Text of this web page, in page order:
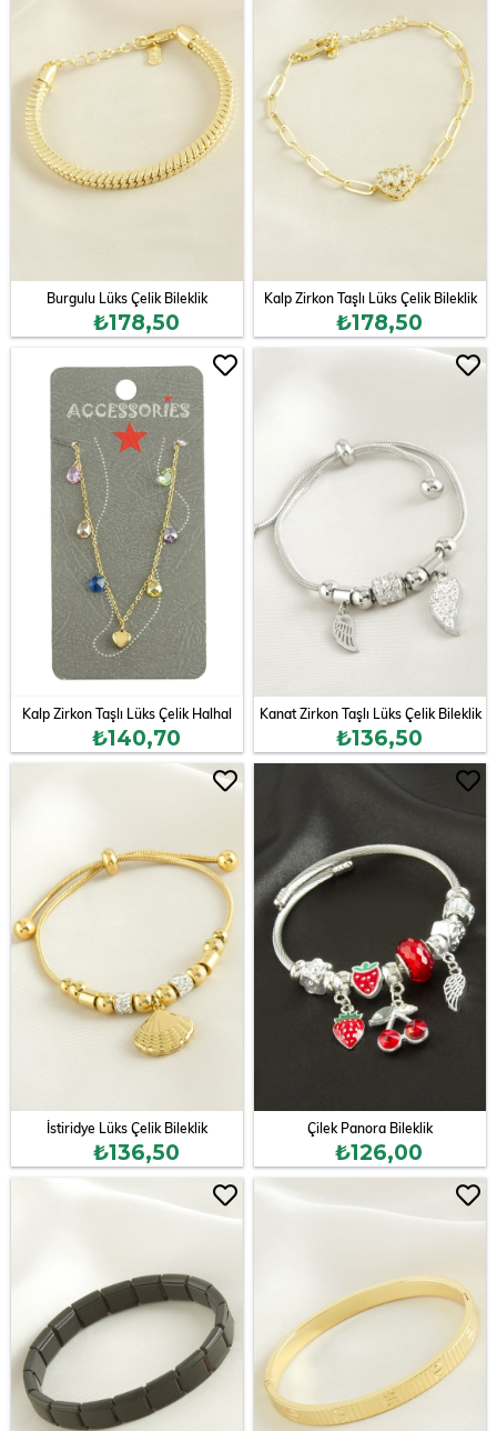
Burgulu Lüks Çelik Bileklik
₺178,50
Kalp Zirkon Taşlı Lüks Çelik Bileklik
₺178,50
Kalp Zirkon Taşlı Lüks Çelik Halhal
₺140,70
Kanat Zirkon Taşlı Lüks Çelik Bileklik
₺136,50
İstiridye Lüks Çelik Bileklik
₺136,50
Çilek Panora Bileklik
₺126,00